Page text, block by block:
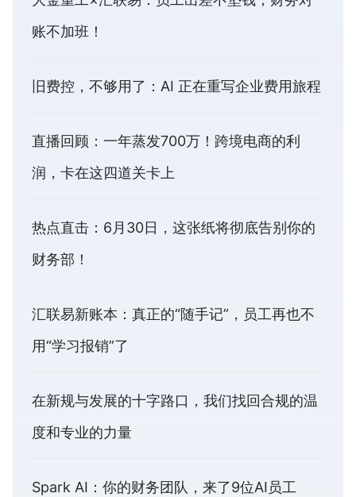
账不加班！
旧费控，不够用了：AI 正在重写企业费用旅程
直播回顾：一年蒸发700万！跨境电商的利
润，卡在这四道关卡上
热点直击：6月30日，这张纸将彻底告别你的
财务部！
汇联易新账本：真正的“随手记”，员工再也不
用“学习报销”了
在新规与发展的十字路口，我们找回合规的温
度和专业的力量
Spark AI：你的财务团队，来了9位AI员工